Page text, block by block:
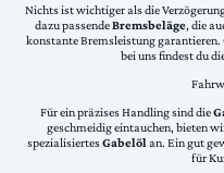
Nichts ist wichtiger als die
dazu passendeBremsbeläge, die
konstante Bremsleistung garantieren.
bei uns findest du
Für ein präzises Handling sind die
geschmeidig eintauchen, bieten
spezialisiertesGabelölan. Ein gut
für